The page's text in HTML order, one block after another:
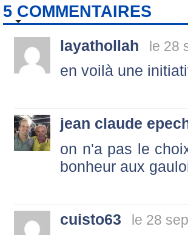
5 COMMENTAIRES
layathollah le 28
en voilà une
jean claude
on n'a pas le
bonheur aux
cuisto63 le 28